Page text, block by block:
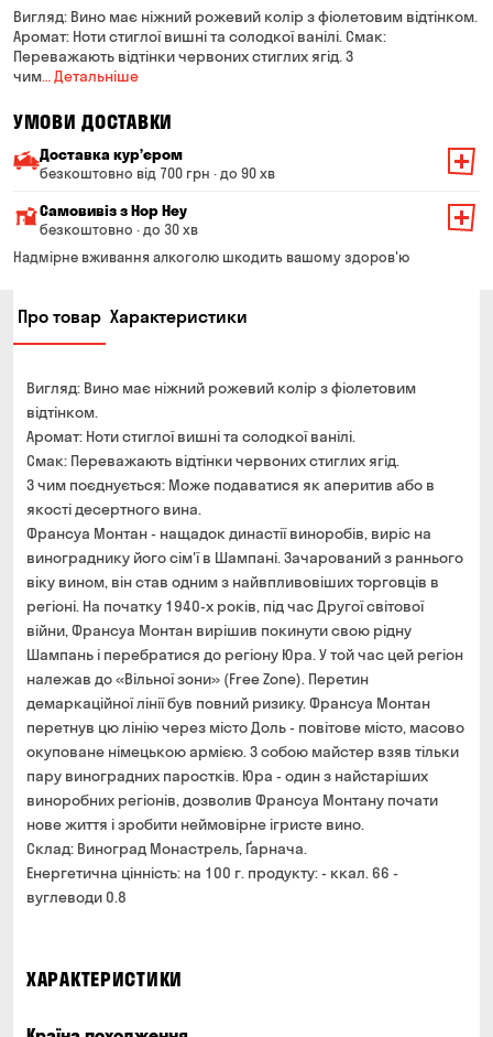
Вигляд: Вино має ніжний рожевий колір з фіолетовим відтінком.
Аромат: Ноти стиглої вишні та солодкої ванілі. Смак:
Переважають відтінки червоних стиглих ягід. З
чим… Детальніше
УМОВИ ДОСТАВКИ
Доставка курʼєром
безкоштовно від 700 грн · до 90 хв
Мінімальна сума всього замовлення — 200 грн
Вартість доставки залежить від суми всього замовлення:
Від 200 до 299 грн
Від 400 до 699 грн
Від 700 грн
Термін доставки — до 90 хвилин
*на час доставки можуть впливати повітряні тривоги
Оплата:
готівкою кур'єру
банківською картою на сайті
Самовивіз з Hop Hey
безкоштовно · до 30 хв
Мінімальна сума всього замовлення — 250 грн
Можете без черги забрати з магазину в зручний для
Вас час
готівкою в магазині
банківською картою на сайті та в магазині
Надмірне вживання алкоголю шкодить вашому здоров'ю
Про товар Характеристики
Вигляд: Вино має ніжний рожевий колір з фіолетовим
відтінком.
Аромат: Ноти стиглої вишні та солодкої ванілі.
Смак: Переважають відтінки червоних стиглих ягід.
З чим поєднується: Може подаватися як аперитив або в
якості десертного вина.
Франсуа Монтан - нащадок династії виноробів, виріс на
винограднику його сім'ї в Шампані. Зачарований з раннього
віку вином, він став одним з найвпливовіших торговців в
регіоні. На початку 1940-х років, під час Другої світової
війни, Франсуа Монтан вирішив покинути свою рідну
Шампань і перебратися до регіону Юра. У той час цей регіон
належав до «Вільної зони» (Free Zone). Перетин
демаркаційної лінії був повний ризику. Франсуа Монтан
перетнув цю лінію через місто Доль - повітове місто, масово
окуповане німецькою армією. З собою майстер взяв тільки
пару виноградних паростків. Юра - один з найстаріших
виноробних регіонів, дозволив Франсуа Монтану почати
нове життя і зробити неймовірне ігристе вино.
Склад: Виноград Монастрель, Ґарнача.
Енергетична цінність: на 100 г. продукту: - ккал. 66 -
вуглеводи 0.8
ХАРАКТЕРИСТИКИ